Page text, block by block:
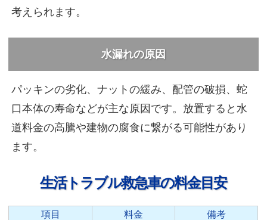
考えられます。
水漏れの原因
パッキンの劣化、ナットの緩み、配管の破損、蛇
口本体の寿命などが主な原因です。放置すると水
道料金の高騰や建物の腐食に繋がる可能性があり
ます。
生活トラブル救急車の料金目安
項目 料金
備考